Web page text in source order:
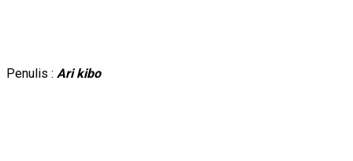
Penulis : Ari kibo